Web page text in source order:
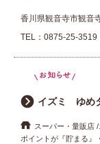
香川県観音寺市観音
TEL： 0875-25-3519
イズミ ゆめ
スーパー・量販店
ポイントが『貯まる』